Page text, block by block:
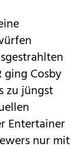
ging Cosby
zu jüngst
Entertainer
nur mit